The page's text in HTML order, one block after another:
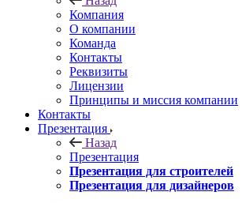
Компания
О компании
Команда
Контакты
Реквизиты
Лицензии
Принципы и миссия компании
Контакты
Презентация
Назад
Презентация
Презентация для строителей
Презентация для дизайнеров